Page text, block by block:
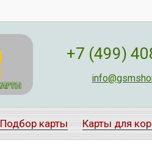
+7 (499)
Подбор карты Карты для